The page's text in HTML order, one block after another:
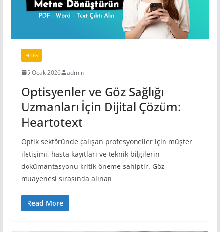
BLOG
5 Ocak 2026 admin
Optisyenler ve Göz Sağlığı
Uzmanları İçin Dijital Çözüm:
Heartotext
Optik sektöründe çalışan profesyoneller için müşteri
iletişimi, hasta kayıtları ve teknik bilgilerin
dokümantasyonu kritik öneme sahiptir. Göz
muayenesi sırasında alınan
Read More